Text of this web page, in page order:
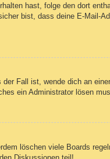
hast, folge den dort
bist, dass deine E-Mail-
Fall ist, wende dich an
ein Administrator lösen
löschen viele Boards